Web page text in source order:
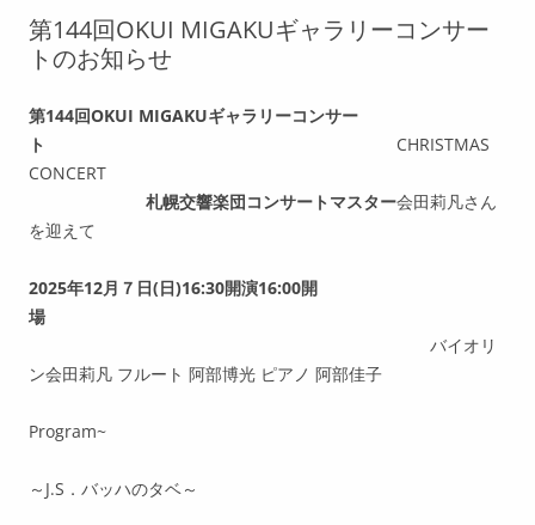
「叫び」
セミのように走り続けろ
て・・・
展示会
第144回OKUI MIGAKUギャラリーコンサー
トのお知らせ
第144回OKUI MIGAKUギャラリーコンサー
ト
CHRISTMAS
CONCERT
札幌交響楽団コンサートマスター会田莉凡さん
を迎えて
2025年12月７日(日)16:30開演16:00開
場
バイオリ
ン会田莉凡 フルート 阿部博光 ピアノ 阿部佳子
Program~
～J.S．バッハのタベ～